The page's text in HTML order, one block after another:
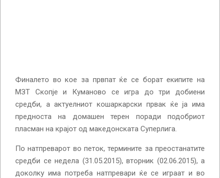
Финалето во кое за првпат ќе се борат екипите на
МЗТ Скопје и Куманово се игра до три добиени
средби, а актуелниот кошаркарски првак ќе ја има
предноста на домашен терен поради подобриот
пласман на крајот од македонската Суперлига.
По натпреварот во петок, термините за преостанатите
средби се недела (31.05.2015), вторник (02.06.2015), а
доколку има потреба натпревари ќе се играат и во